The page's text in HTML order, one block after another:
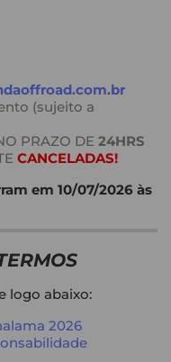
(sujeito a
PRAZO DE 24HRS
CANCELADAS!
em 10/07/2026 às
logo abaixo:
2026